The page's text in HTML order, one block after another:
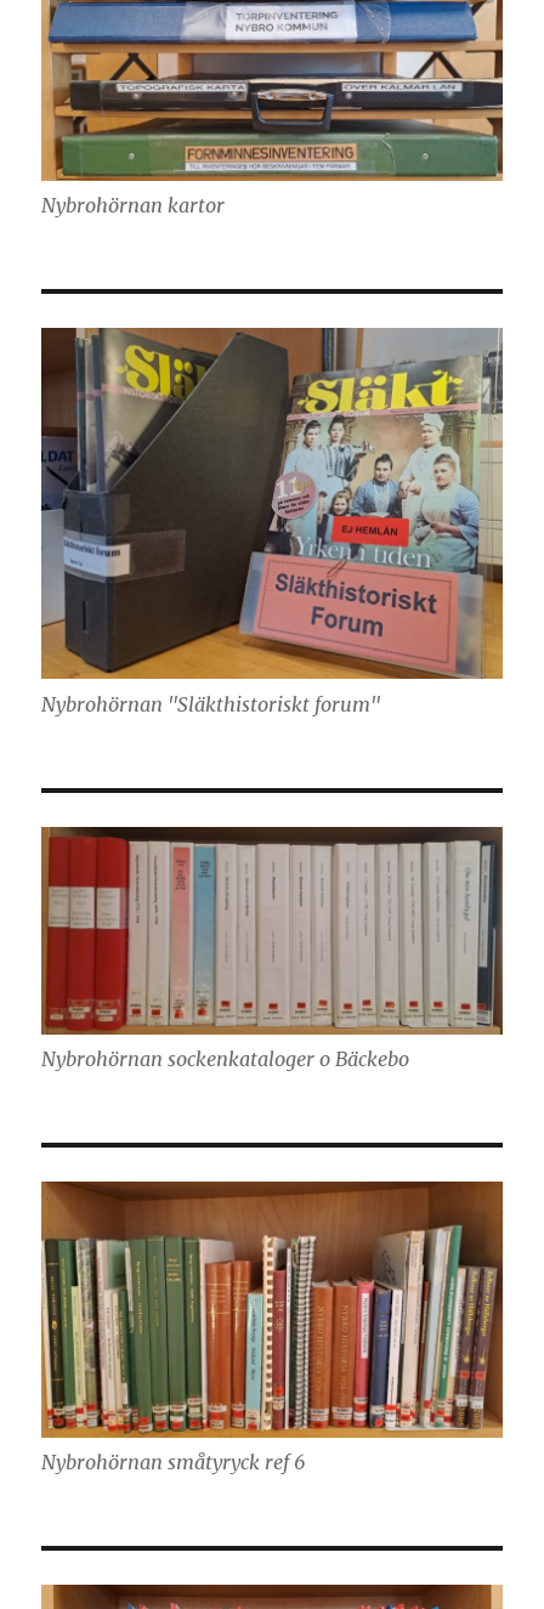
Nybrohörnan kartor
Nybrohörnan "Släkthistoriskt forum"
Nybrohörnan sockenkataloger o Bäckebo
Nybrohörnan småtyryck ref 6